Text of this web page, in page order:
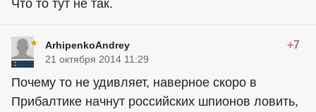
Что то тут не так.
ArhipenkoAndrey +7
21 октября 2014 11:29
Почему то не удивляет, наверное скоро в
Прибалтике начнут российских шпионов ловить,